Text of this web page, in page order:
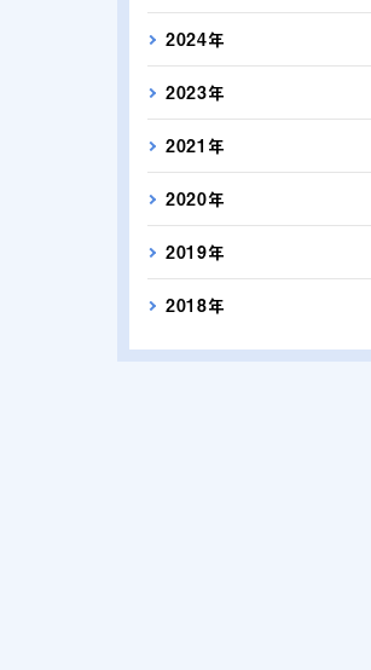
2024年
2023年
2021年
2020年
2019年
2018年